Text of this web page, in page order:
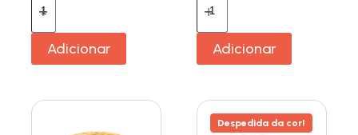
Adicionar Adicionar
Despedida da cor!